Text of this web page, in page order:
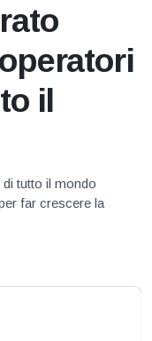
il
tutto il mondo
far crescere la